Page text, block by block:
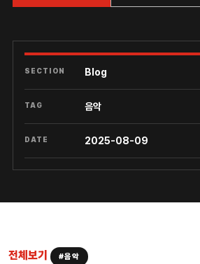
SECTION Blog
TAG 음악
DATE 2025-08-09
전체보기 #음악